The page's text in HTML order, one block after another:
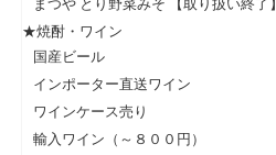
★焼酎・ワイン
国産ビール
インポーター直送ワイン
ワインケース売り
輸入ワイン（～８００円）